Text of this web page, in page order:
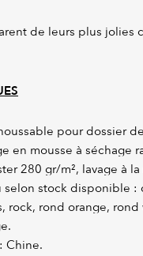
de leurs plus jolies
pour dossier
en mousse à séchage
280 gr/m², lavage à la
selon stock disponible :
rock, rond orange,
Chine.